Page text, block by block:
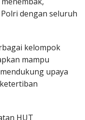
dengan seluruh
kelompok
mampu
upaya
HUT